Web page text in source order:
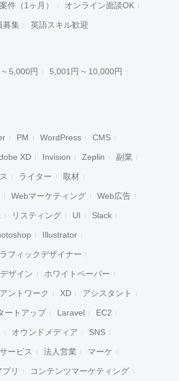
件（1ヶ月） オンライン面談OK
募集 英語スキル歓迎
5,000円 5,001円 ~ 10,000円
PM WordPress CMS
XD Invision Zeplin 副業
ライター 取材
Webマーケティング Web広告
リスティング UI Slack
Illustrator
フィックデザイナー
デザイン ホワイトペーパー
ントワーク XD アシスタント
ートアップ Laravel EC2
オウンドメディア SNS
ービス 法人営業 マーケ
プリ コンテンツマーケティング